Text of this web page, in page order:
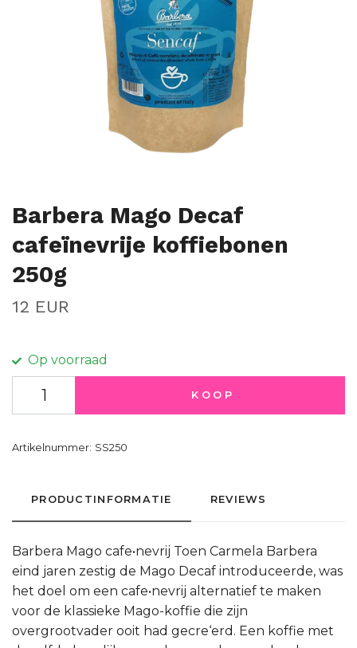
Barbera Mago Decaf
cafeïnevrije koffiebonen
250g
12 EUR
Op voorraad
KOOP
Artikelnummer: SS250
PRODUCTINFORMATIE REVIEWS
Barbera Mago cafe•nevrij Toen Carmela Barbera
eind jaren zestig de Mago Decaf introduceerde, was
het doel om een cafe•nevrij alternatief te maken
voor de klassieke Mago-koffie die zijn
overgrootvader ooit had gecre‘erd. Een koffie met